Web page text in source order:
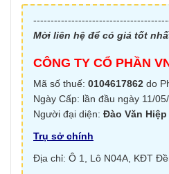
Mời liên hệ để có giá tốt
CÔNG TY CỔ PHẦN
Mã số thuế: 0104617862 do
Ngày Cấp: lần đầu ngày 11/
Người đại diện: Đào Văn Hiệp
Trụ sở chính
Địa chỉ: Ô 1, Lô N04A, KĐT